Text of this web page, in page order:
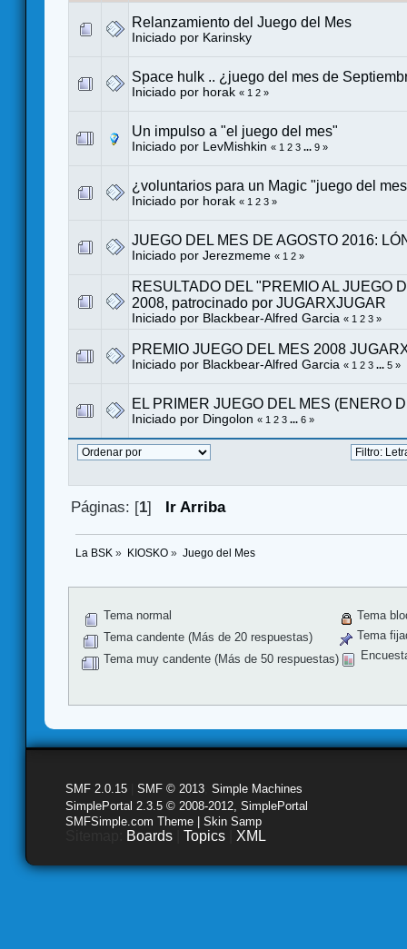
Relanzamiento del Juego del Mes
Iniciado por Karinsky
Space hulk .. ¿juego del mes de
Iniciado por horak « 1 2 »
Un impulso a "el juego del mes"
Iniciado por LevMishkin « 1 2 3 ... 9 »
¿voluntarios para un Magic "juego del
Iniciado por horak « 1 2 3 »
JUEGO DEL MES DE AGOSTO 2016:
Iniciado por Jerezmeme « 1 2 »
RESULTADO DEL "PREMIO AL JUEGO
2008, patrocinado por JUGARXJUGAR
Iniciado por Blackbear-Alfred Garcia « 1 2 3 »
PREMIO JUEGO DEL MES 2008
Iniciado por Blackbear-Alfred Garcia « 1 2 3 ... 5 »
EL PRIMER JUEGO DEL MES (ENERO
Iniciado por Dingolon « 1 2 3 ... 6 »
Páginas: [1] Ir Arriba
La BSK » KIOSKO» Juego del Mes
Tema normal
Tema candente (Más de 20 respuestas)
Tema muy candente (Más de 50 respuestas)
Tema
Tema
SMF 2.0.15 SMF © 2013 Simple Machines
SimplePortal 2.3.5 © 2008-2012, SimplePortal
SMFSimple.com Theme | Skin Samp
Boards Topics XML